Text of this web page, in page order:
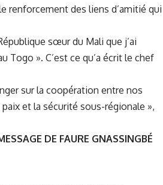
renforcement des liens d’amitié qui
sœur du Mali que j’ai
Togo ». C’est ce qu’a écrit le chef
sur la coopération entre nos
et la sécurité sous-régionale »,
DE FAURE GNASSINGBÉ